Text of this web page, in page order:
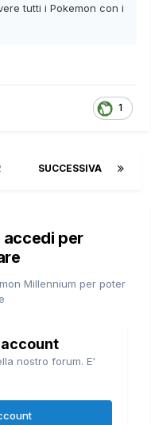
tutti i Pokemon con i
1
SUCCESSIVA
accedi per
Millennium per poter
nostro forum. E'